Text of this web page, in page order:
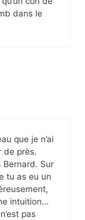
dans le
que je n’ai
de près.
Bernard. Sur
tu as eu un
intuition…
pas